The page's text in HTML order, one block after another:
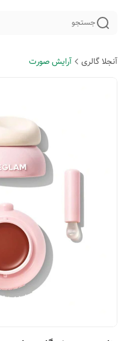
جستجو
آنجلا گالری آرایش صورت